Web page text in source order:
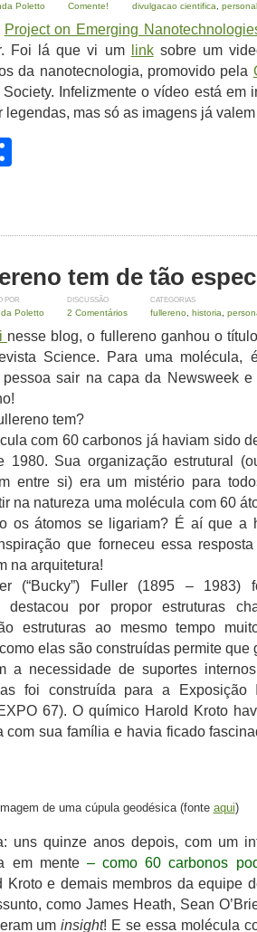
Poletto Comente! divulgacao cientifica
Project on Emerging
Foi lá que vi um linksobre um
da nanotecnologia, promovido pela
Infelizmente o vídeo está em
legendas, mas só as imagens já
tem de tão
POR
Poletto
DISCUSSÃO
2 Comentários
CATEGORIAS
fullereno historia
nesse blog, o fullereno ganhou o
Science. Para uma molécula,
sair na capa da Newsweek e
tem?
com 60 carbonos já haviam sido
1980. Sua organização estrutural
entre si) era um mistério para
na natureza uma molécula com 60
os átomos se ligariam? É aí que a
que forneceu essa
na arquitetura!
(“Bucky”) Fuller (1895 – 1983)
por propor estruturas
estruturas ao mesmo tempo
elas são construídas permite que
a necessidade de suportes
foi construída para a Exposição
67). O químico Harold Kroto
com sua família e havia ficado
Imagem de uma cúpula geodésica (fonte aqui)
uns quinze anos depois, com um
em mente – como 60 carbonos
Kroto e demais membros da equipe
como James Heath, Sean
uminsight! E se essa molécula